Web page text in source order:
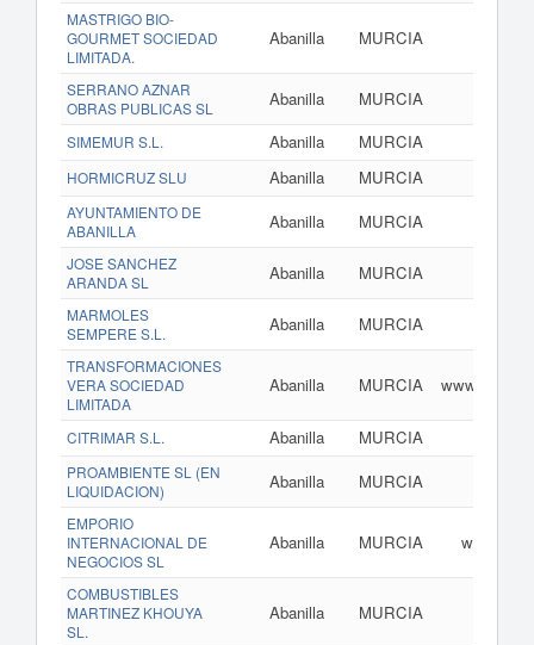
MASTRIGO BIO-
GOURMET SOCIEDAD
LIMITADA.
Abanilla MURCIA
SERRANO AZNAR
OBRAS PUBLICAS SL
Abanilla MURCIA
SIMEMUR S.L. Abanilla MURCIA
HORMICRUZ SLU Abanilla MURCIA
AYUNTAMIENTO DE
ABANILLA
Abanilla MURCIA
JOSE SANCHEZ
ARANDA SL
Abanilla MURCIA
MARMOLES
SEMPERE S.L.
Abanilla MURCIA
TRANSFORMACIONES
VERA SOCIEDAD
LIMITADA
Abanilla MURCIA
CITRIMAR S.L. Abanilla MURCIA
PROAMBIENTE SL (EN
LIQUIDACION)
Abanilla MURCIA
EMPORIO
INTERNACIONAL DE
NEGOCIOS SL
Abanilla MURCIA
COMBUSTIBLES
MARTINEZ KHOUYA
SL.
Abanilla MURCIA